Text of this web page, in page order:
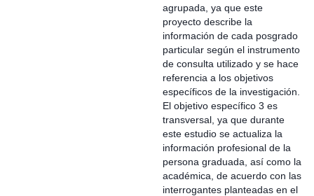
agrupada, ya que este
proyecto describe la
información de cada posgrado
particular según el instrumento
de consulta utilizado y se hace
referencia a los objetivos
específicos de la investigación.
El objetivo específico 3 es
transversal, ya que durante
este estudio se actualiza la
información profesional de la
persona graduada, así como la
académica, de acuerdo con las
interrogantes planteadas en el